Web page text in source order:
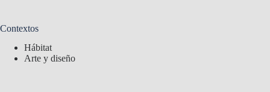
Contextos
Hábitat
Arte y diseño